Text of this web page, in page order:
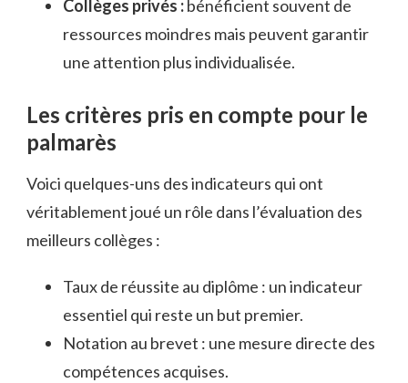
Collèges privés :bénéficient souvent de
ressources moindres mais peuvent garantir
une attention plus individualisée.
Les critères pris en compte pour le
palmarès
Voici quelques-uns des indicateurs qui ont
véritablement joué un rôle dans l’évaluation des
meilleurs collèges :
Taux de réussite au diplôme : un indicateur
essentiel qui reste un but premier.
Notation au brevet : une mesure directe des
compétences acquises.